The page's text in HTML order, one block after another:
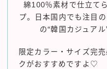
綿100％素材で仕立て
プ。日本国内でも注目
の“韓国カジュア
限定カラー・サイズ完
クがおすすめですよ♡